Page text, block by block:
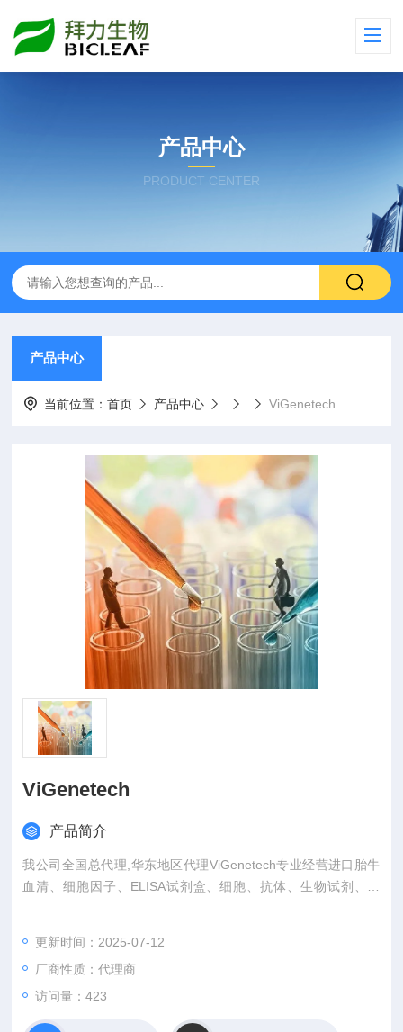
产品中心
PRODUCT CENTER
产品中心
当前位置：首页 产品中心 ViGenetech
ViGenetech
产品简介
我公司全国总代理,华东地区代理ViGenetech专业经营进口胎牛
血清、细胞因子、ELISA试剂盒、细胞、抗体、生物试剂、耗
材、培养基、一抗、二抗、其产品吸附均匀，吸附性好，空白值
更新时间：2025-07-12
厂商性质：代理商
访问量：423